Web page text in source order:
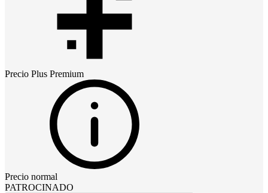
Precio Plus Premium
Precio normal
PATROCINADO